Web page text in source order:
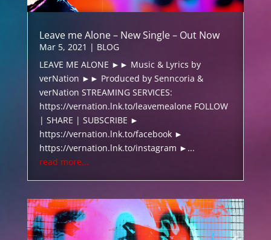
Leave me Alone – New Single – Out Now
Mar 5, 2021 | BLOG
LEAVE ME ALONE ►► Music & Lyrics by
verNation ►► Produced by Senncoria &
verNation STREAMING SERVICES:
https://vernation.lnk.to/leavemealone FOLLOW
| SHARE | SUBSCRIBE ►
https://vernation.lnk.to/facebook ►
https://vernation.lnk.to/instagram ►...
read more...